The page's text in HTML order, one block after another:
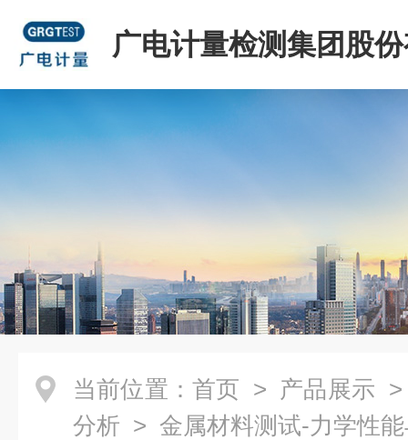
广电计量检测集团股
司
当前位置： 首页 > 产品展示
分析 > 金属材料测试-力学性